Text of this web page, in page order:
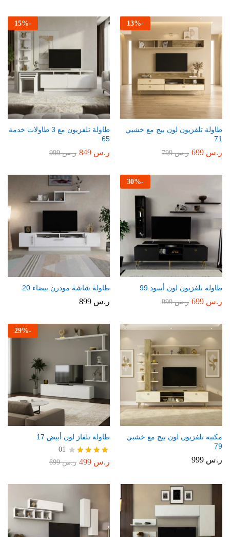
-
13%
طاولة تلفزيون لون بيج مع خشبي
71
ر.س ر.س799
-
15%
طاولة تلفزيون مع 3 طاولات خدمة
65
ر.س ر.س999
-
30%
طاولة تلفزيون لون أسود 99
ر.س ر.س999
طاولة شاشة مودرن بيضاء 20
ر.س
مكتبة تلفزيون لون بيج مع خشبي
79
ر.س
-
29%
طاولة تلفاز لون أبيض 17
تم
من 5
01
ر.س ر.س699